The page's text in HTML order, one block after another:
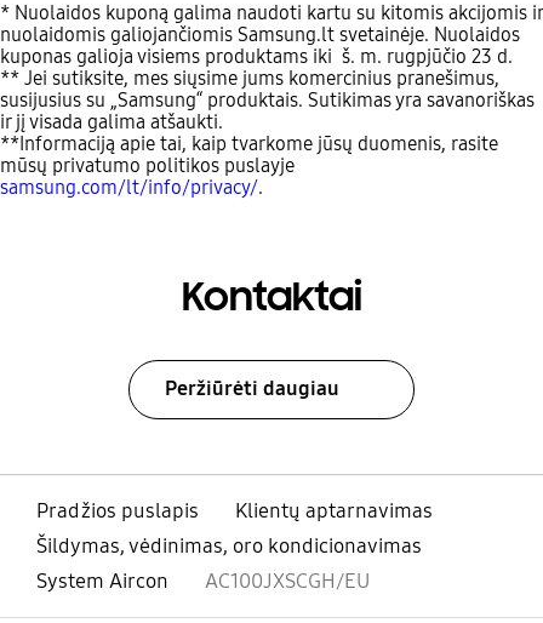
* Nuolaidos kuponą galima naudoti kartu su kitomis akcijomis ir
nuolaidomis galiojančiomis Samsung.lt svetainėje. Nuolaidos
kuponas galioja visiems produktams iki š. m. rugpjūčio 23 d.
** Jei sutiksite, mes siųsime jums komercinius pranešimus,
susijusius su „Samsung“ produktais. Sutikimas yra savanoriškas
ir jį visada galima atšaukti.
**Informaciją apie tai, kaip tvarkome jūsų duomenis, rasite
mūsų privatumo politikos puslayje
samsung.com/lt/info/privacy/.
Kontaktai
Peržiūrėti daugiau
Pradžios puslapis
Klientų aptarnavimas
Šildymas, vėdinimas, oro kondicionavimas
System Aircon
AC100JXSCGH/EU